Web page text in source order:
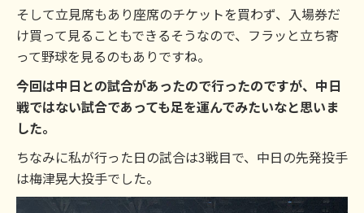
そして立見席もあり座席のチケットを買わず、入場券だ
け買って見ることもできるそうなので、フラッと立ち寄
って野球を見るのもありですね。
今回は中日との試合があったので行ったのですが、中日
戦ではない試合であっても足を運んでみたいなと思いま
した。
ちなみに私が行った日の試合は3戦目で、中日の先発投手
は梅津晃大投手でした。